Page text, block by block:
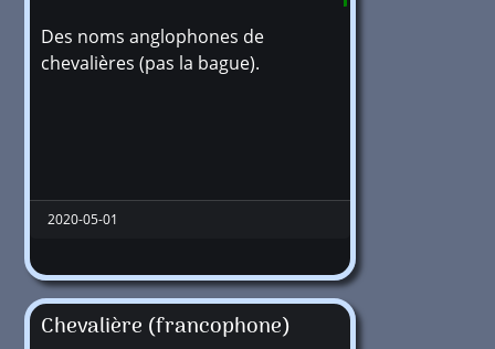
216600
Des noms anglophones de
chevalières (pas la bague).
2020-05-01
Chevalière (francophone)